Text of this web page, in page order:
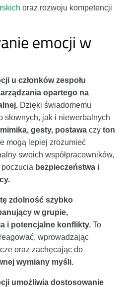
oraz rozwoju kompetencji
emocji w
u członków zespołu
opartego na
Dzięki świadomemu
słownych, jak i niewerbalnych
mimika, gesty, postawa czy ton
mogą lepiej zrozumieć
swoich współpracowników,
bezpieczeństwa i
zdolność szybko
w grupie,
i potencjalne konflikty. To
wprowadzając
oraz zachęcając do
wymiany myśli.
umożliwia dostosowanie